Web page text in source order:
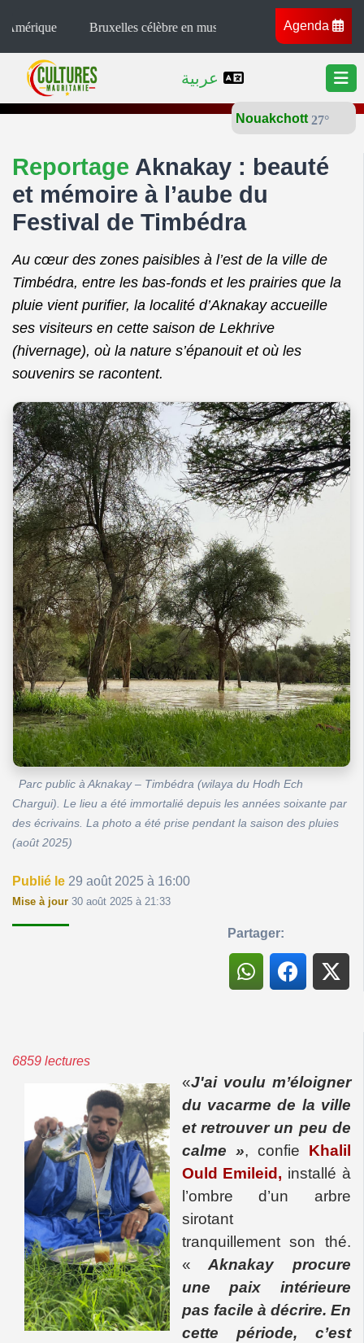
Agenda
Bruxelles célèbre en musique la 10ᵉ édition de African Culture
Nouakchott 27°
عربية
Reportage Aknakay : beauté
et mémoire à l’aube du
Festival de Timbédra
Au cœur des zones paisibles à l’est de la ville de
Timbédra, entre les bas-fonds et les prairies que la
pluie vient purifier, la localité d’Aknakay accueille
ses visiteurs en cette saison de Lekhrive
(hivernage), où la nature s’épanouit et où les
souvenirs se racontent.
Parc public à Aknakay – Timbédra (wilaya du Hodh Ech
Chargui). Le lieu a été immortalié depuis les années soixante par
des écrivains. La photo a été prise pendant la saison des pluies
(août 2025)
Publié le 29 août 2025 à 16:00
Mise à jour 30 août 2025 à 21:33
Partager:
6859 lectures
«J'ai voulu m’éloigner
du vacarme de la ville
et retrouver un peu de
calme », confie Khalil
Ould Emileid, installé à
l’ombre d’un arbre
sirotant
tranquillementson thé.
« Aknakay procure
une paix intérieure
pas facile à décrire. En
cette période, c’est